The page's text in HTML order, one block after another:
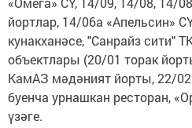
йортлар, 14/06а «Апельсин»
кунакханәсе, "Санрайз сити"
объектлары (20/01 торак
КамАЗ мәдәният йорты, 22/
буенча урнашкан ресторан,
үзәге.